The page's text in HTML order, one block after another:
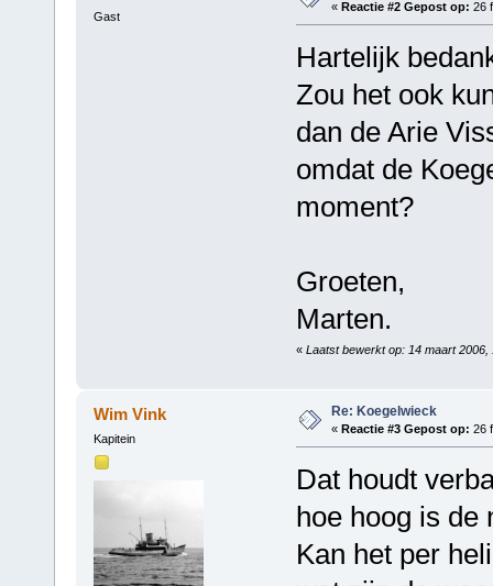
Gast
« Reactie #2 Gepost op: 26
Hartelijk
Zou het ook
dan de Arie
omdat de
moment?
Groeten,
Marten.
« Laatst bewerkt op: 14 maart
Wim Vink
Kapitein
Re: Koegelwieck
« Reactie #3 Gepost op: 26
Dat houdt
hoe hoog is de
Kan het per